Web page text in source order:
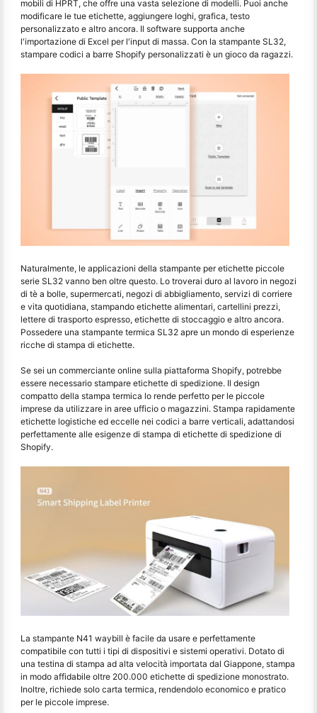
mobili di HPRT, che offre una vasta selezione di modelli. Puoi anche
modificare le tue etichette, aggiungere loghi, grafica, testo
personalizzato e altro ancora. Il software supporta anche
l'importazione di Excel per l'input di massa. Con la stampante SL32,
stampare codici a barre Shopify personalizzati è un gioco da ragazzi.
Naturalmente, le applicazioni della stampante per etichette piccole
serie SL32 vanno ben oltre questo. Lo troverai duro al lavoro in negozi
di tè a bolle, supermercati, negozi di abbigliamento, servizi di corriere
e vita quotidiana, stampando etichette alimentari, cartellini prezzi,
lettere di trasporto espresso, etichette di stoccaggio e altro ancora.
Possedere una stampante termica SL32 apre un mondo di esperienze
ricche di stampa di etichette.
Se sei un commerciante online sulla piattaforma Shopify, potrebbe
essere necessario stampare etichette di spedizione. Il design
compatto della stampa termica lo rende perfetto per le piccole
imprese da utilizzare in aree ufficio o magazzini. Stampa rapidamente
etichette logistiche ed eccelle nei codici a barre verticali, adattandosi
perfettamente alle esigenze di stampa di etichette di spedizione di
Shopify.
La stampante N41 waybill è facile da usare e perfettamente
compatibile con tutti i tipi di dispositivi e sistemi operativi. Dotato di
una testina di stampa ad alta velocità importata dal Giappone, stampa
in modo affidabile oltre 200.000 etichette di spedizione monostrato.
Inoltre, richiede solo carta termica, rendendolo economico e pratico
per le piccole imprese.